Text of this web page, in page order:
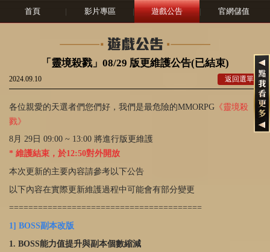
首頁 | 影片專區 | 遊戲公告 | 官網儲值
「靈境殺戮」08/29 版更維護公告(已結束)
2024.09.10 返回選單
各位親愛的天選者們您們好，我們是最危險的MMORPG《靈境殺
戮》
8月 29日 09:00 ~ 13:00 將進行版更維護
* 維護結束，於12:50對外開放
本次更新的主要內容請參考以下公告
以下內容在實際更新維護過程中可能會有部分變更
========================================
1] BOSS副本改版
1. BOSS能力值提升與副本個數縮減